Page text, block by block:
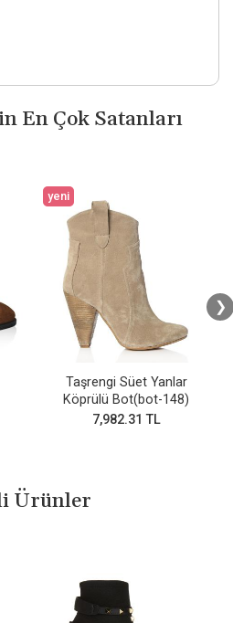
En Çok Satanları
yeni
Taşrengi Süet Yanlar
Köprülü Bot(bot-148)
7,982.31 TL
❯
Ürünler